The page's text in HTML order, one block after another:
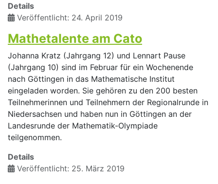
Details
Veröffentlicht: 24. April 2019
Mathetalente am Cato
Johanna Kratz (Jahrgang 12) und Lennart Pause
(Jahrgang 10) sind im Februar für ein Wochenende
nach Göttingen in das Mathematische Institut
eingeladen worden. Sie gehören zu den 200 besten
Teilnehmerinnen und Teilnehmern der Regionalrunde in
Niedersachsen und haben nun in Göttingen an der
Landesrunde der Mathematik-Olympiade
teilgenommen.
Details
Veröffentlicht: 25. März 2019